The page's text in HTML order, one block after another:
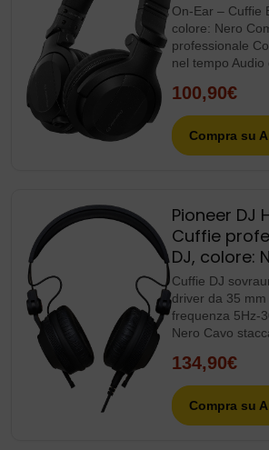
On-Ear – Cuffie
colore: Nero
professionale
nel tempo
100,90€
Compra su
Pioneer DJ
Cuffie
DJ, colore:
Cuffie DJ
driver da 35
frequenza 5Hz-
Nero Cavo
134,90€
Compra su